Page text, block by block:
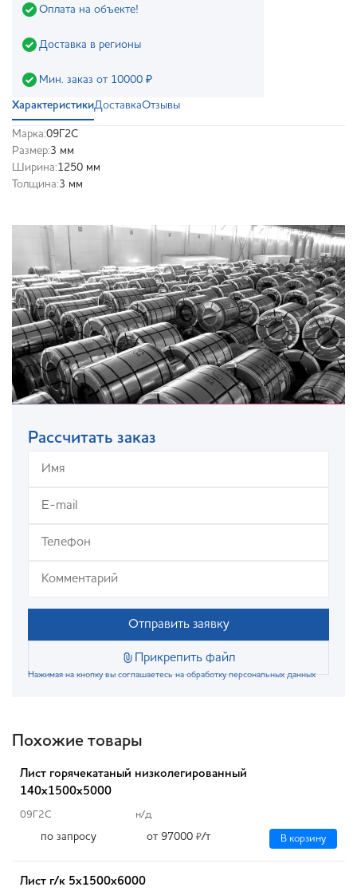
Оплата на объекте!
Доставка в регионы
Мин. заказ от 10000 ₽
ХарактеристикиДоставкаОтзывы
Марка:09Г2С
Размер:3 мм
Ширина:1250 мм
Толщина:3 мм
Рассчитать заказ
Отправить заявку
Прикрепить файл
Нажимая на кнопку вы соглашаетесь на обработку персональных данных
Похожие товары
Лист горячекатаный низколегированный
140х1500х5000
09Г2С н/д
по запросу от 97000 ₽/т В корзину
Лист г/к 5х1500х6000